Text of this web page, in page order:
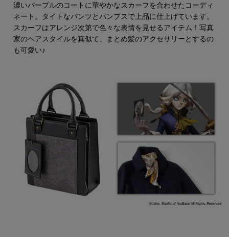
濃いパープルのコートに華やかなスカーフを合わせたコーディ
ネート。タイトなパンツとパンプスで上品に仕上げています。
スカーフはアレンジ次第で色々な表情を見せるアイテム！写真
家のヘアスタイルを真似て、まとめ髪のアクセサリーとするの
も可愛い♪